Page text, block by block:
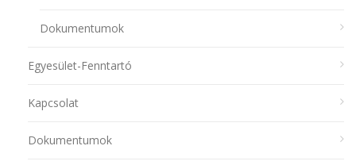
Dokumentumok
Egyesület-Fenntartó
Kapcsolat
Dokumentumok